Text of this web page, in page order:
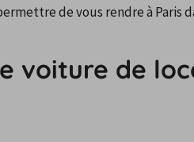
de vous rendre à Paris
voiture de